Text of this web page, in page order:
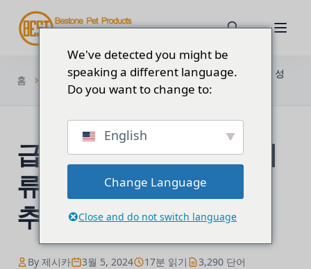
홈
급성장하는 반려동물 의류 시장 알아보기: 성
장 추세...
급성장하는 반려동물 의
류 시장 알아보기: 성장
추세와 기회
By 제시카 3월 5, 2024 17분 읽기 3,290 단어
We've detected you might be
speaking a different language.
Do you want to change to:
English
Change Language
Close and do not switch language